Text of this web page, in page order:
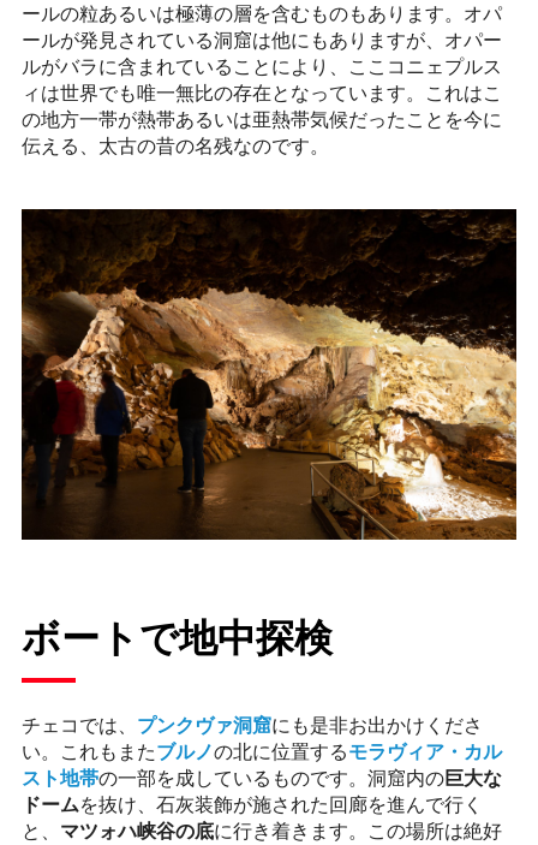
ールの粒あるいは極薄の層を含むものもあります。オパ
ールが発見されている洞窟は他にもありますが、オパー
ルがバラに含まれていることにより、ここコニェプルス
ィは世界でも唯一無比の存在となっています。これはこ
の地方一帯が熱帯あるいは亜熱帯気候だったことを今に
伝える、太古の昔の名残なのです。
ボートで地中探検
チェコでは、 プンクヴァ洞窟にも是非お出かけくださ
い。これもまたブルノの北に位置するモラヴィア・カル
スト地帯の一部を成しているものです。洞窟内の巨大な
ドームを抜け、石灰装飾が施された回廊を進んで行く
と、 マツォハ峡谷の底に行き着きます。この場所は絶好